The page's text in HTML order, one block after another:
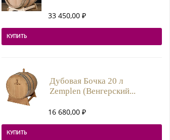
33 450,00 ₽
КУПИТЬ
Дубовая Бочка 20 л
Zemplen (Венгерский...
16 680,00 ₽
КУПИТЬ